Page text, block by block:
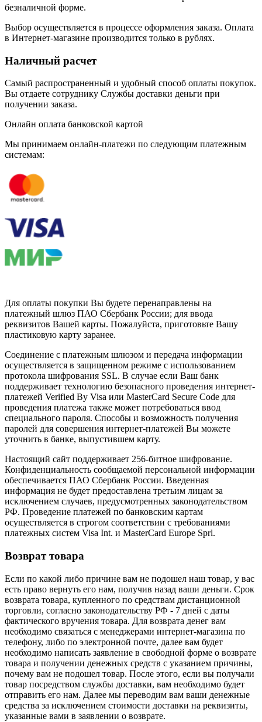
безналичной форме.
Выбор осуществляется в процессе оформления заказа. Оплата
в Интернет-магазине производится только в рублях.
Наличный расчет
Самый распространенный и удобный способ оплаты покупок.
Вы отдаете сотруднику Службы доставки деньги при
получении заказа.
Онлайн оплата банковской картой
Мы принимаем онлайн-платежи по cледующим платежным
системам:
Для оплаты покупки Вы будете перенаправлены на
платежный шлюз ПАО Сбербанк России; для ввода
реквизитов Вашей карты. Пожалуйста, приготовьте Вашу
пластиковую карту заранее.
Соединение с платежным шлюзом и передача информации
осуществляется в защищенном режиме с использованием
протокола шифрования SSL. В случае если Ваш банк
поддерживает технологию безопасного проведения интернет-
платежей Verified By Visa или MasterCard Secure Code для
проведения платежа также может потребоваться ввод
специального пароля. Способы и возможность получения
паролей для совершения интернет-платежей Вы можете
уточнить в банке, выпустившем карту.
Настоящий сайт поддерживает 256-битное шифрование.
Конфиденциальность сообщаемой персональной информации
обеспечивается ПАО Сбербанк России. Введенная
информация не будет предоставлена третьим лицам за
исключением случаев, предусмотренных законодательством
РФ. Проведение платежей по банковским картам
осуществляется в строгом соответствии с требованиями
платежных систем Visa Int. и MasterCard Europe Sprl.
Возврат товара
Если по какой либо причине вам не подошел наш товар, у вас
есть право вернуть его нам, получив назад ваши деньги. Срок
возврата товара, купленного по средствам дистанционной
торговли, согласно законодательству РФ - 7 дней с даты
фактического вручения товара. Для возврата денег вам
необходимо связаться с менеджерами интернет-магазина по
телефону, либо по электронной почте, далее вам будет
необходимо написать заявление в свободной форме о возврате
товара и получении денежных средств с указанием причины,
почему вам не подошел товар. После этого, если вы получали
товар посредством службы доставки, вам необходимо будет
отправить его нам. Далее мы переводим вам ваши денежные
средства за исключением стоимости доставки на реквизиты,
указанные вами в заявлении о возврате.